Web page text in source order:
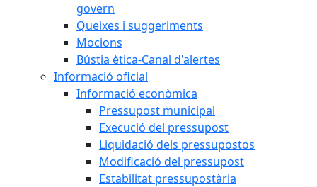
govern
Queixes i suggeriments
Mocions
Bústia ètica-Canal d'alertes
Informació oficial
Informació econòmica
Pressupost municipal
Execució del pressupost
Liquidació dels pressupostos
Modificació del pressupost
Estabilitat pressupostària